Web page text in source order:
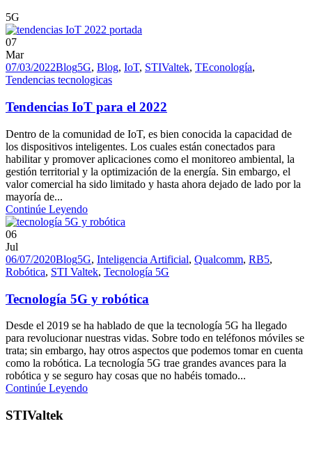
5G
07
Mar
07/03/2022Blog5G, Blog, IoT, STIValtek, TEconología,
Tendencias tecnologicas
Tendencias IoT para el 2022
Dentro de la comunidad de IoT, es bien conocida la capacidad de
los dispositivos inteligentes. Los cuales están conectados para
habilitar y promover aplicaciones como el monitoreo ambiental, la
gestión territorial y la optimización de la energía. Sin embargo, el
valor comercial ha sido limitado y hasta ahora dejado de lado por la
mayoría de...
Continúe Leyendo
06
Jul
06/07/2020Blog5G, Inteligencia Artificial, Qualcomm, RB5,
Robótica, STI Valtek, Tecnología 5G
Tecnología 5G y robótica
Desde el 2019 se ha hablado de que la tecnología 5G ha llegado
para revolucionar nuestras vidas. Sobre todo en teléfonos móviles se
trata; sin embargo, hay otros aspectos que podemos tomar en cuenta
como la robótica. La tecnología 5G trae grandes avances para la
robótica y se seguro hay cosas que no habéis tomado...
Continúe Leyendo
STIValtek